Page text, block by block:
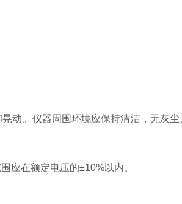
。仪器周围环境应保持清洁，无灰
在额定电压的±10%以内。